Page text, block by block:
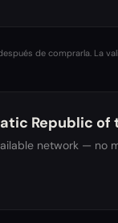
de comprarla. La
Republic of
network — no